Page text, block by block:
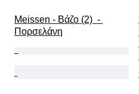
Meissen - Βάζο (2)  -
Πορσελάνη